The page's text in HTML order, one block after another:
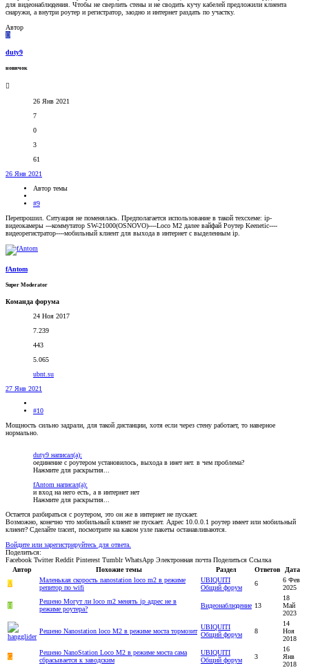
для видеонаблюдения. Чтобы не сверлить стены и не сводить кучу кабелей предложили клиента
снаружи, а внутри роутер и регистратор, заодно и интернет раздать по участку.
Автор
D
duty9
новичок
26 Янв 2021
7
0
3
61
26 Янв 2021
Автор темы
#9
Перепрошил. Ситуация не поменялась. Предполагается использование в такой техсхеме: ip-
видеокамеры ---коммутатор SW-21000(OSNOVO)----Loco M2 далее вайфай Роутер Keenetic----
видеорегистратор----мобильный клиент для выхода в интернет с выделенным ip.
fAntom
Super Moderator
Команда форума
24 Ноя 2017
7.239
443
5.065
ubnt.su
27 Янв 2021
#10
Мощность сильно задрали, для такой дистанции, хотя если через стену работает, то наверное
нормально.
duty9 написал(а):
оединение с роутером установилось, выхода в инет нет. в чем проблема?
Нажмите для раскрытия...
fAntom написал(а):
и вход на него есть, а в интернет нет
Нажмите для раскрытия...
Остается разбираться с роутером, это он же в интернет не пускает.
Возможно, конечно что мобильный клиент не пускает. Адрес 10.0.0.1 роутер имеет или мобильный
клиент? Сделайте tracert, посмотрите на каком узле пакеты останавливаются.
Войдите или зарегистрируйтесь для ответа.
Поделиться:
Facebook Twitter Reddit Pinterest Tumblr WhatsApp Электронная почта Поделиться Ссылка
Автор
Похожие темы Раздел Ответов
Дата
A
Маленькая скорость nanostation loco m2 в режиме
репитор по wifi
UBIQUITI
Общий форум
6
6 Фев
2025
H
Решено Могут ли loco m2 менять ip адрес не в
режиме роутера?
Видеонаблюдение 13
18
Май
2023
Решено Nanostation loco M2 в режиме моста тормозит
UBIQUITI
Общий форум
8
14
Ноя
2018
G
Решено NanoStation Loco M2 в режиме моста сама
сбрасывается к заводским
UBIQUITI
Общий форум
3
16
Янв
2018